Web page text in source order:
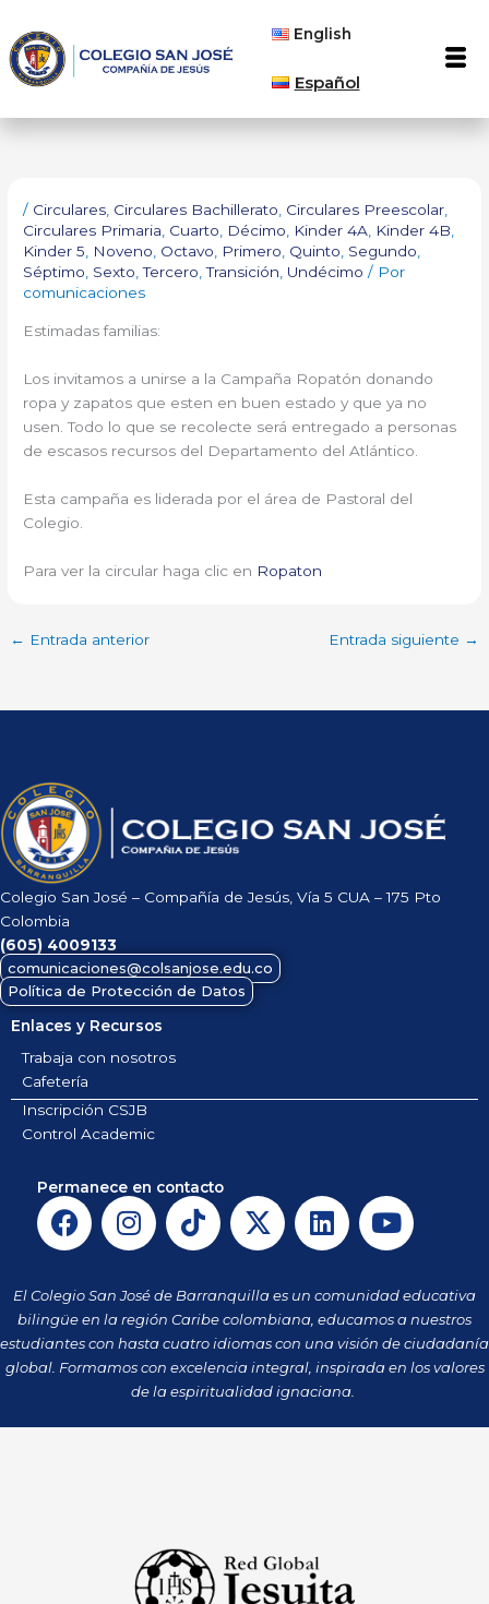
contenido
English
Español
/ Circulares, Circulares Bachillerato, Circulares Preescolar,
Circulares Primaria, Cuarto, Décimo, Kinder 4A, Kinder 4B,
Kinder 5, Noveno, Octavo, Primero, Quinto, Segundo,
Séptimo, Sexto,Tercero,Transición, Undécimo / Por
comunicaciones
Estimadas familias:
Los invitamos a unirse a la Campaña Ropatón donando
ropa y zapatos que esten en buen estado y que ya no
usen. Todo lo que se recolecte será entregado a personas
de escasos recursos del Departamento del Atlántico.
Esta campaña es liderada por el área de Pastoral del
Colegio.
Para ver la circular haga clic en Ropaton
← Entrada anterior Entrada siguiente →
Colegio San José – Compañía de Jesús, Vía 5 CUA – 175 Pto
Colombia
(605) 4009133
comunicaciones@colsanjose.edu.co
Política de Protección de Datos
Enlaces y Recursos
Trabaja con nosotros
Cafetería
Inscripción CSJB
Control Academic
Permanece en contacto
F
a
e
b
o
o
I
n
t
a
g
r
a
m
T
i
t
o
k
X
-
w
i
t
t
e
r
L
i
k
e
d
i
n
Y
o
t
u
b
e
El Colegio San José de Barranquilla es un comunidad educativa
bilingüe en la región Caribe colombiana, educamos a nuestros
estudiantes con hasta cuatro idiomas con una visión de ciudadanía
global. Formamos con excelencia integral, inspirada en los valores
de la espiritualidad ignaciana.